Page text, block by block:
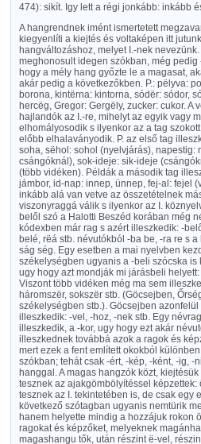
474): sikít. Igy lett a régi jonkább: inkább
A hangrendnek imént ismertetett
kiegyenlíti a kiejtés és voltaképen itt
hangváltozáshoz, melyet I.-nek
meghonosult idegen szókban, még pedig
hogy a mély hang győzte le a magasat,
akár pedig a következőkben. P.: pëlyva:
borona, kintërna: kintorna, sódër: sódor,
hercëg, Gregor: Gergëly, zucker: cukor. A
hajlandók az I.-re, mihelyt az egyik vagy
elhomályosodik s ilyenkor az a tag
előbb elhalaványodik. P. az első tag
soha, sëhol: sohol (nyelvjárás), napestig:
csángóknál), sok-ideje: sik-ideje
(több vidéken). Példák a második tag
jámbor, id-nap: innep, ünnep, fej-al: fejel
inkább alá van vetve az összetételnek
viszonyraggá válik s ilyenkor az I.
belől szó a Halotti Beszéd korában még
kódexben már rag s azért illeszkedik: -
belé, rëá stb. névutókból -ba be, -ra re s
ság ség. Egy esetben a mai nyelvben
székelységben ugyanis a -beli szócska
ugy hogy azt mondják mi járásbeli
Viszont több vidéken még ma sem
háromszër, sokszër stb. (Göcsejben,
székelységben stb.). Göcsejben
illeszkedik: -vel, -hoz, -nek stb. Egy
illeszkedik, a -kor, ugy hogy ezt akár
illeszkednek továbbá azok a ragok és
mert ezek a fent említett okokból
szókban; tehát csak -ért, -kép, -ként, -ig, -
hanggal. A magas hangzók közt,
tesznek az ajakgömbölyítéssel képzettek:
tesznek az I. tekintetében is, de csak egy
következő szótagban ugyanis nemtürik
hanem helyette mindig a hozzájuk rokon
ragokat és képzőket, melyeknek
magashangu tők, után részint ë-vel,